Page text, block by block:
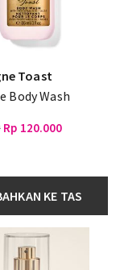
Toast
Body Wash
Rp 120.000
KE TAS